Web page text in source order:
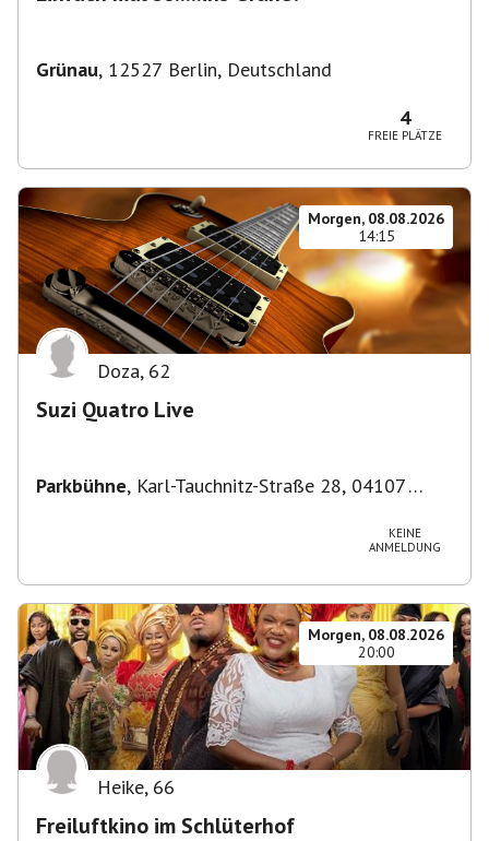
Grünau, 12527 Berlin, Deutschland
4
FREIE PLÄTZE
Morgen, 08.08.2026
14:15
Doza, 62
Suzi Quatro Live
Parkbühne, Karl-Tauchnitz-Straße 28, 04107
KEINE
ANMELDUNG
Morgen, 08.08.2026
20:00
Heike, 66
Freiluftkino im Schlüterhof